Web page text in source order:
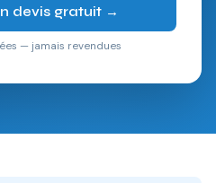
devis gratuit →
— jamais revendues